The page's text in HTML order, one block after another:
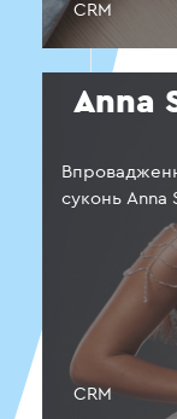
CRM
Anna
суконь Anna
CRM